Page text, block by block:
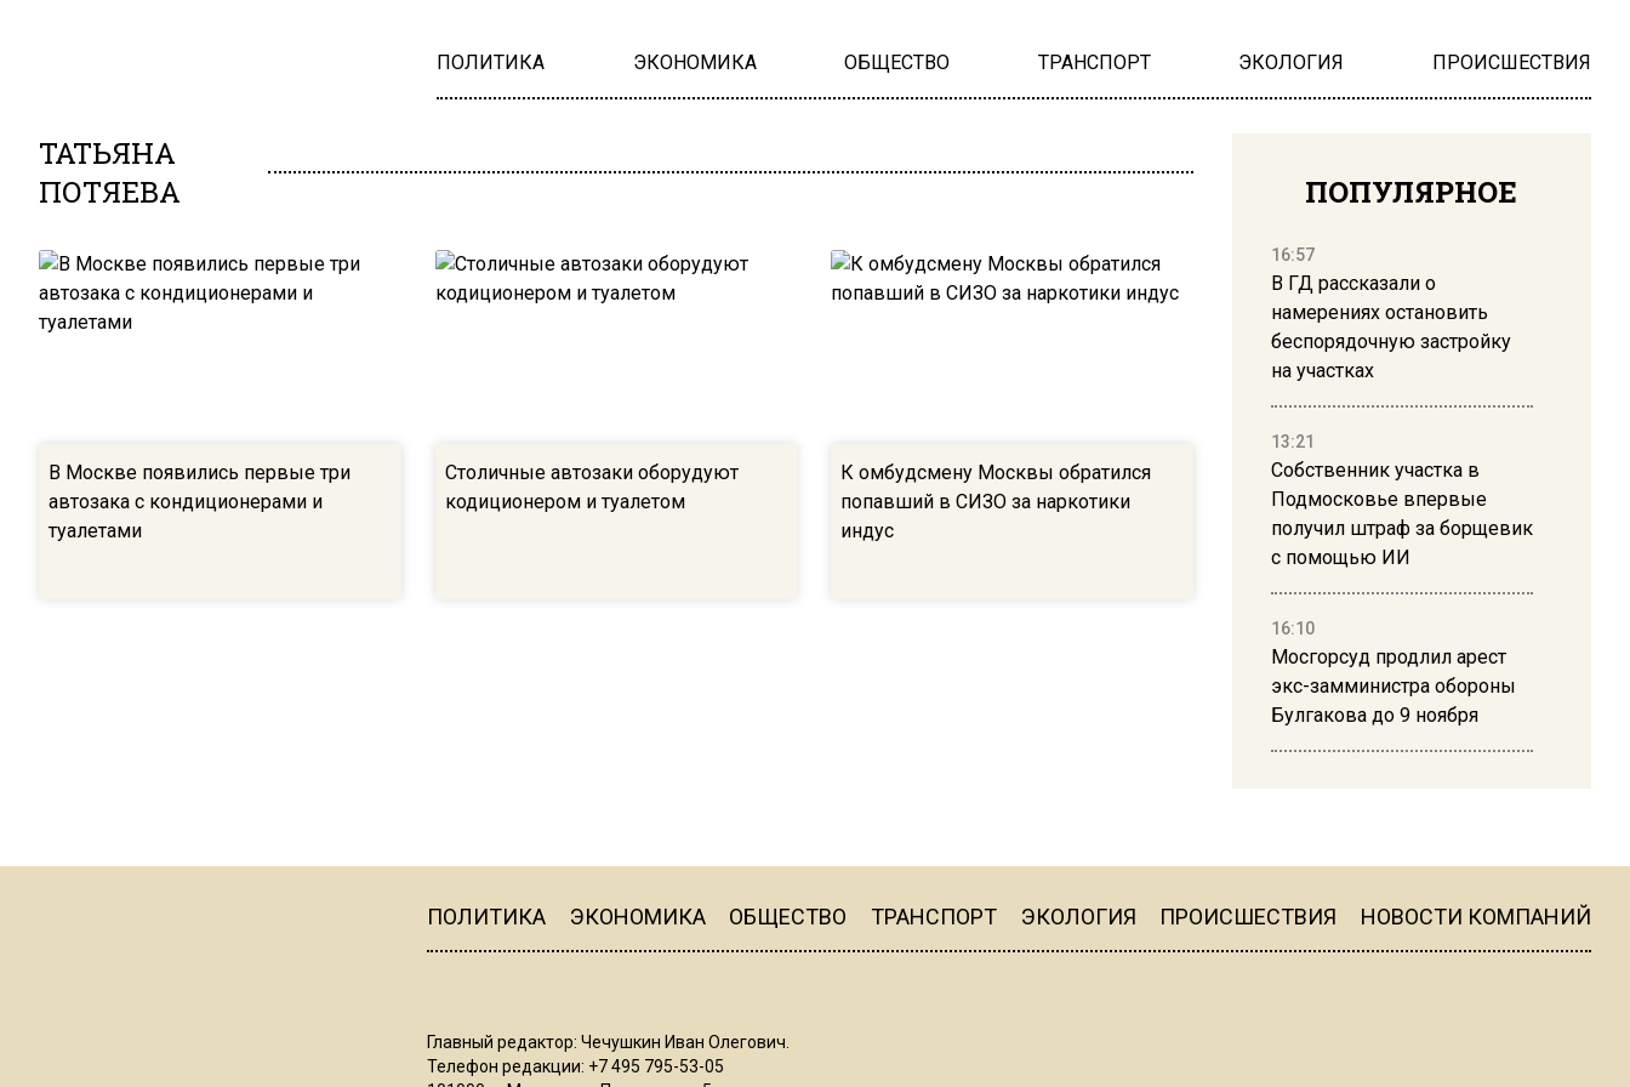
ПОЛИТИКА ЭКОНОМИКА ОБЩЕСТВО ТРАНСПОРТ ЭКОЛОГИЯ ПРОИСШЕСТВИЯ
ТАТЬЯНА
ПОТЯЕВА
В Москве появились первые три
автозака с кондиционерами и
туалетами
Столичные автозаки оборудуют
кодиционером и туалетом
К омбудсмену Москвы обратился
попавший в СИЗО за наркотики
индус
ПОПУЛЯРНОЕ
16:57
В ГД рассказали о
намерениях остановить
беспорядочную застройку
на участках
13:21
Собственник участка в
Подмосковье впервые
получил штраф за борщевик
с помощью ИИ
16:10
Мосгорсуд продлил арест
экс-замминистра обороны
Булгакова до 9 ноября
16:19
ПОЛИТИКА ЭКОНОМИКА ОБЩЕСТВО ТРАНСПОРТ ЭКОЛОГИЯ ПРОИСШЕСТВИЯ НОВОСТИ КОМПАНИЙ
Главный редактор: Чечушкин Иван Олегович.
Телефон редакции: +7 495 795-53-05